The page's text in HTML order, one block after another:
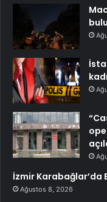
İzmir Karabağlar’da
Ağustos 8, 2026